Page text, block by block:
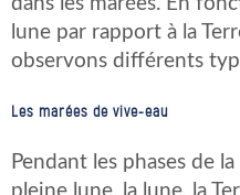
lune par rapport à la
observons différents
Les marées de vive-eau
Pendant les phases de
pleine lune, la lune, la